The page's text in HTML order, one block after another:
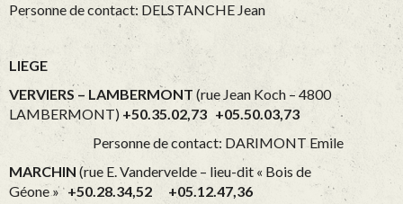
Personne de contact: DELSTANCHE Jean
LIEGE
VERVIERS – LAMBERMONT (rue Jean Koch – 4800
LAMBERMONT) +50.35.02,73 +05.50.03,73
Personne de contact: DARIMONT Emile
MARCHIN (rue E. Vandervelde – lieu-dit « Bois de
Géone » +50.28.34,52 +05.12.47,36